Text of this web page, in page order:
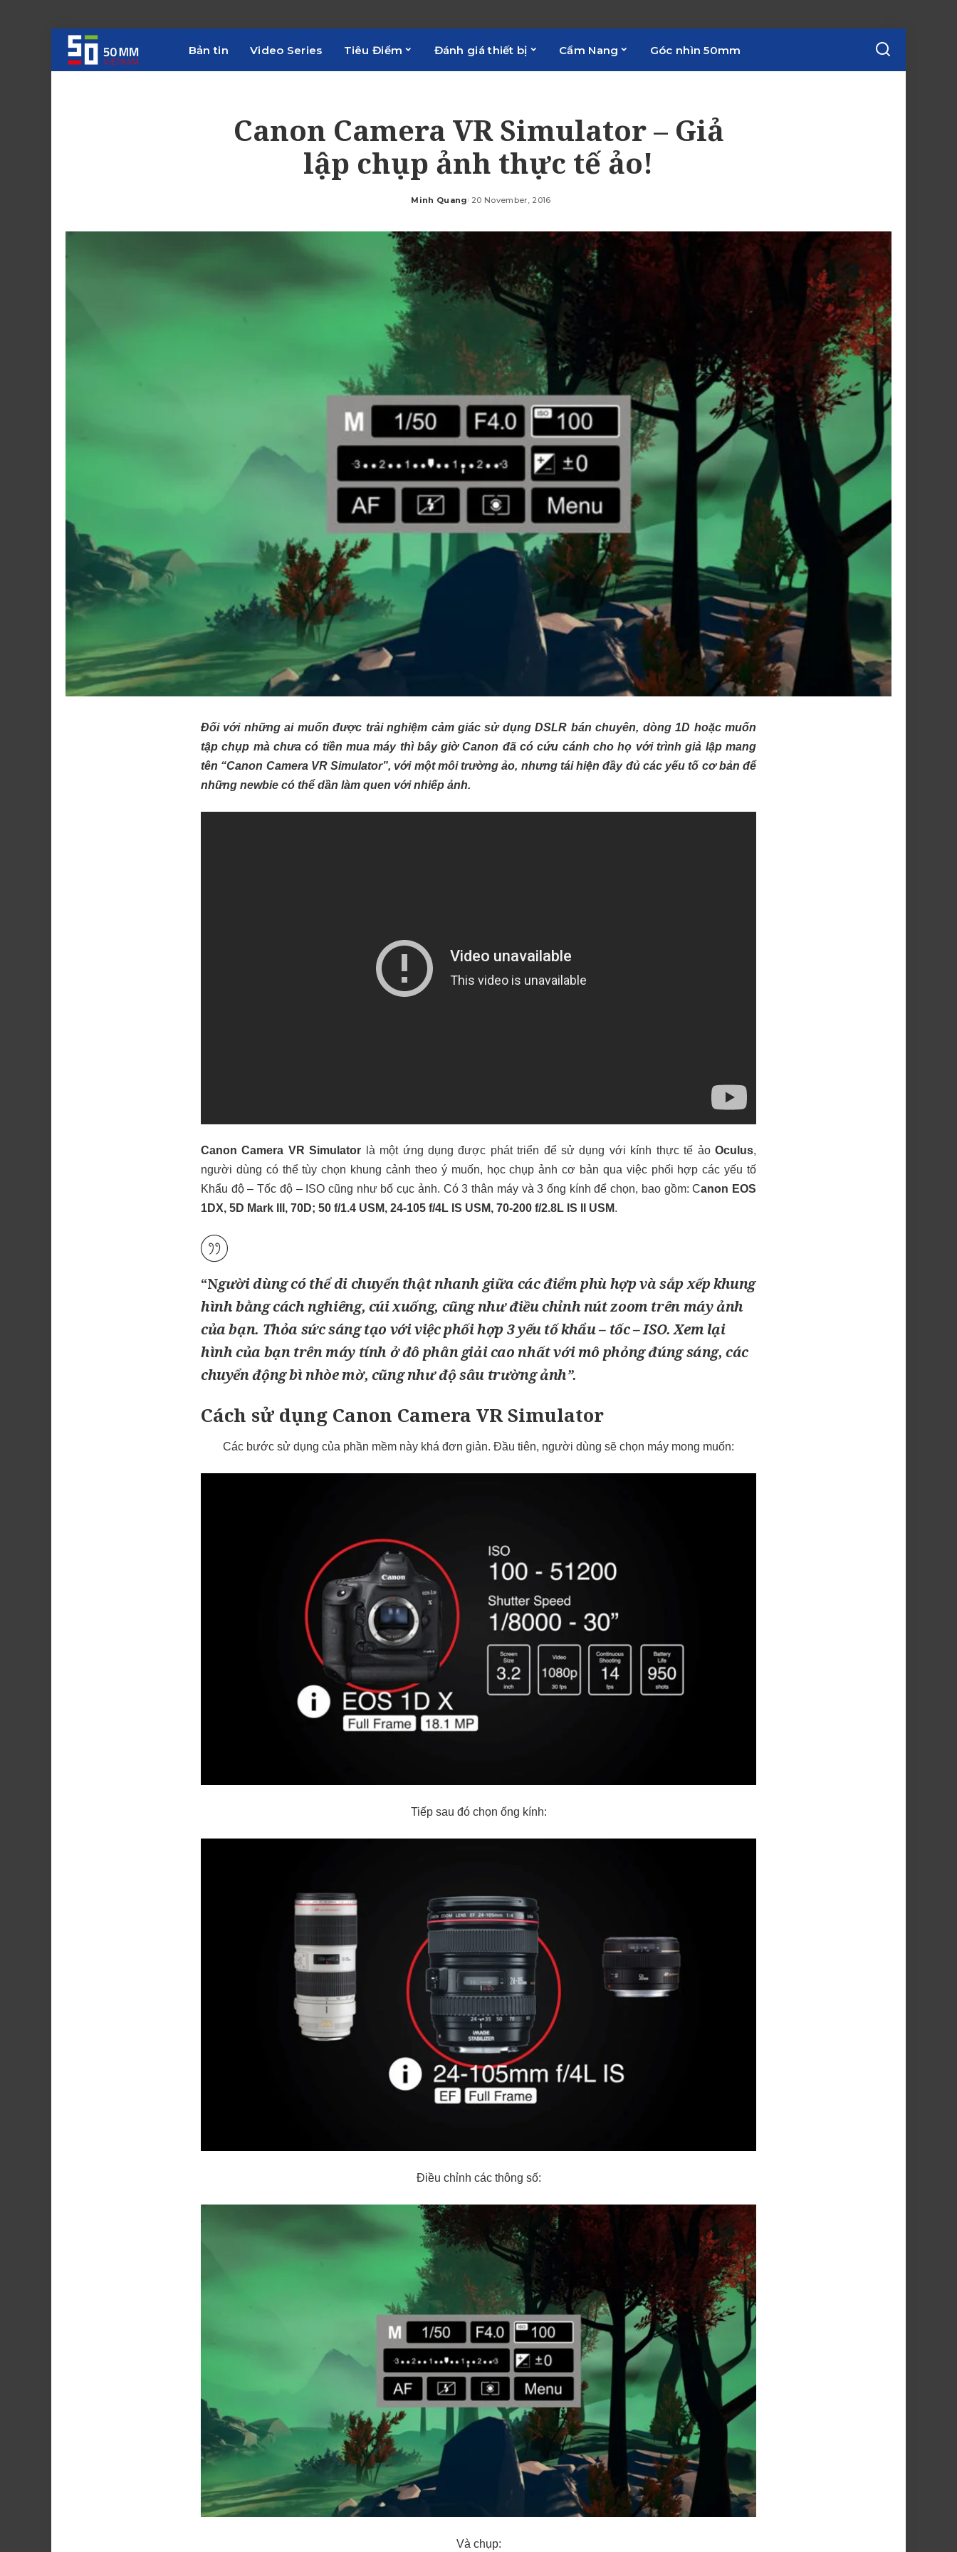
Bản tin Video Series Tiêu Điểm Đánh giá thiết bị Cẩm Nang Góc nhìn 50mm
Canon Camera VR Simulator – Giả
lập chụp ảnh thực tế ảo!
Posted
Minh Quang 20 November, 2016
Đối với những ai muốn được trải nghiệm cảm giác sử dụng DSLR bán chuyên, dòng 1D hoặc muốn
tập chụp mà chưa có tiền mua máy thì bây giờ Canon đã có cứu cánh cho họ với trình giả lập mang
tên “Canon Camera VR Simulator”, với một môi trường ảo, nhưng tái hiện đầy đủ các yếu tố cơ bản để
những newbie có thể dần làm quen với nhiếp ảnh.
Canon Camera VR Simulator là một ứng dụng được phát triển để sử dụng với kính thực tế ảoOculus,
người dùng có thể tùy chọn khung cảnh theo ý muốn, học chụp ảnh cơ bản qua việc phối hợp các yếu tố
Khẩu độ – Tốc độ – ISO cũng như bố cục ảnh. Có 3 thân máy và 3 ống kính để chọn, bao gồm: Canon EOS
1DX, 5D Mark III, 70D; 50 f/1.4 USM, 24-105 f/4L IS USM, 70-200 f/2.8L IS II USM.
“Người dùng có thể di chuyển thật nhanh giữa các điểm phù hợp và sắp xếp khung
hình bằng cách nghiêng, cúi xuống, cũng như điều chỉnh nút zoom trên máy ảnh
của bạn. Thỏa sức sáng tạo với việc phối hợp 3 yếu tố khẩu – tốc – ISO. Xem lại
hình của bạn trên máy tính ở đô phân giải cao nhất với mô phỏng đúng sáng, các
chuyển động bì nhòe mờ, cũng như độ sâu trường ảnh”.
Cách sử dụng Canon Camera VR Simulator
Các bước sử dụng của phần mềm này khá đơn giản. Đầu tiên, người dùng sẽ chọn máy mong muốn:
Tiếp sau đó chọn ống kính:
Điều chỉnh các thông số:
Và chụp: